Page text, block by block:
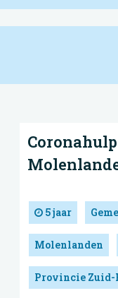
5 jaar
Molenlanden
Provincie